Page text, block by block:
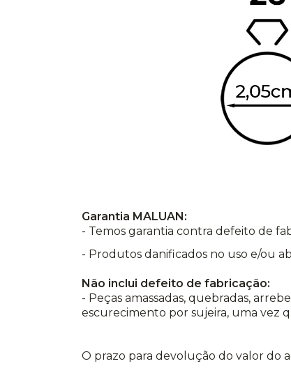
Garantia MALUAN:
- Temos garantia contra defeito de
- Produtos danificados no uso e/ou
Não inclui defeito de fabricação:
- Peças amassadas, quebradas,
escurecimento por sujeira, uma vez
O prazo para devolução do valor do